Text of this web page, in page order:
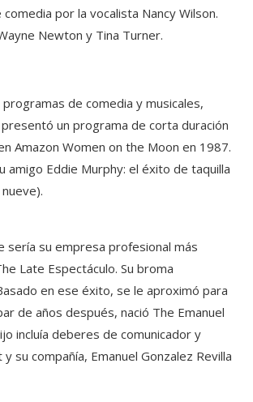
por la vocalista Nancy Wilson.
Newton y Tina Turner.
de comedia y musicales,
un programa de corta duración
Amazon Women on the Moon en 1987.
amigo Eddie Murphy: el éxito de taquilla
sería su empresa profesional más
Late Espectáculo. Su broma
en ese éxito, se le aproximó para
de años después, nació The Emanuel
incluía deberes de comunicador y
compañía, Emanuel Gonzalez Revilla